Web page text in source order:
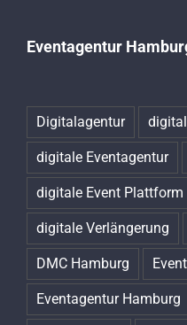
Eventagentur
Digitalagentur
digitale Eventagentur
digitale Event Plattform
digitale Verlängerung
DMC Hamburg
Eventagentur Hamburg